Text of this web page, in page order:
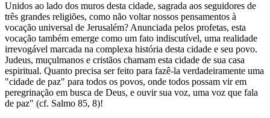
Unidos ao lado dos muros desta cidade, sagrada aos seguidores de
três grandes religiões, como não voltar nossos pensamentos à
vocação universal de Jerusalém? Anunciada pelos profetas, esta
vocação também emerge como um fato indiscutível, uma realidade
irrevogável marcada na complexa história desta cidade e seu povo.
Judeus, muçulmanos e cristãos chamam esta cidade de sua casa
espiritual. Quanto precisa ser feito para fazê-la verdadeiramente uma
"cidade de paz" para todos os povos, onde todos possam vir em
peregrinação em busca de Deus, e ouvir sua voz, uma voz que fala
de paz" (cf. Salmo 85, 8)!